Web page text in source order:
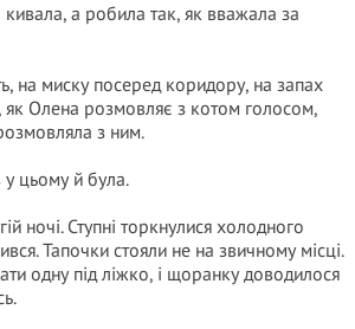
кивала, а робила так, як вважала за
на миску посеред коридору, на запах
як Олена розмовляє з котом голосом,
з ним.
цьому й була.
ночі. Ступні торкнулися холодного
Тапочки стояли не на звичному місці.
одну під ліжко, і щоранку доводилося